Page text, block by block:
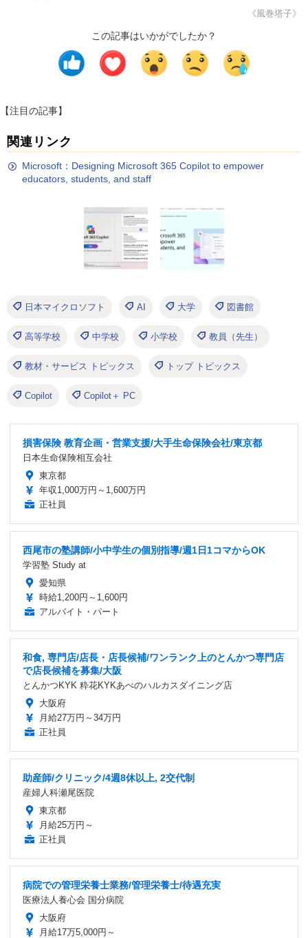
《風巻塔子》
この記事はいかがでしたか？
【注目の記事】
関連リンク
Microsoft：Designing Microsoft 365 Copilot to empower
educators, students, and staff
日本マイクロソフト AI 大学 図書館
高等学校 中学校 小学校 教員（先生）
教材・サービス トピックス トップ トピックス
Copilot Copilot＋ PC
損害保険 教育企画・営業支援/大手生命保険会社/東京都
日本生命保険相互会社
東京都
年収1,000万円～1,600万円
正社員
西尾市の塾講師/小中学生の個別指導/週1日1コマからOK
学習塾 Study at
愛知県
時給1,200円～1,600円
アルバイト・パート
和食, 専門店/店長・店長候補/ワンランク上のとんかつ専門店
で店長候補を募集/大阪
とんかつKYK 粋花KYKあべのハルカスダイニング店
大阪府
月給27万円～34万円
正社員
助産師/クリニック/4週8休以上, 2交代制
産婦人科瀬尾医院
東京都
月給25万円～
正社員
病院での管理栄養士業務/管理栄養士/待遇充実
医療法人養心会 国分病院
大阪府
月給17万5,000円～